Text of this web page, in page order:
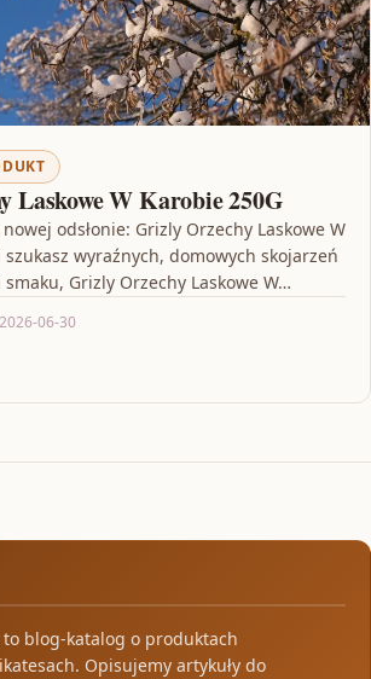
Laskowe W Karobie 250G
odsłonie: Grizly Orzechy Laskowe W
szukasz wyraźnych, domowych skojarzeń
Grizly Orzechy Laskowe W…
2026-06-30
blog-katalog o produktach
Opisujemy artykuły do